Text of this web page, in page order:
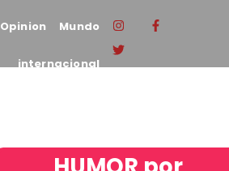
Opinion Mundo
internacional